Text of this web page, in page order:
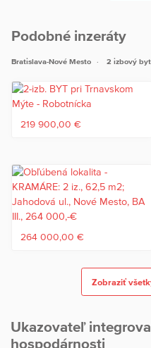
nákupné centrum Centrál,
Trnavskom mýte, zimný
Kuchajda a tiež dopravný uzol
platná parkovacia politika.
Byt je okamžite k dispozícii,
V prípade záujmu o obhliadku
0948345799.
Podobné inzeráty
Bratislava-Nové Mesto 2 izbový byt
219 900,00 €
264 000,00 €
Zobraziť
Ukazovateľ
hospodárnosti